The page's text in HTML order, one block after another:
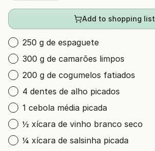
Add to shopping list
250 g de espaguete
300 g de camarões limpos
200 g de cogumelos fatiados
4 dentes de alho picados
1 cebola média picada
½ xícara de vinho branco seco
¼ xícara de salsinha picada